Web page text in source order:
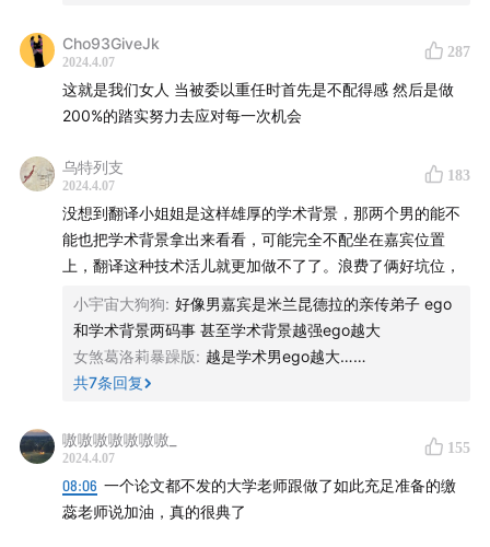
【本期嘉宾】
缴蕊：青年电影学者，中国人民大学文学院讲师
【相关阅读】
本期播客提及的影视作品
英格玛·伯格曼，《婚姻场景》，1973
哈贾·李维，《婚姻生活》，2021
谢尔曼·杜拉克，《微笑的布迪夫人》，1923
谢尔曼·杜拉克，《贝壳与僧侣》，1928
路易斯·布努埃尔，《一条安达鲁狗》，1928
Cho93GiveJk
2024.4.07
287
这就是我们女人 当被委以重任时首先是不配得感 然后是做
200%的踏实努力去应对每一次机会
乌特列支
2024.4.07
183
没想到翻译小姐姐是这样雄厚的学术背景，那两个男的能不
能也把学术背景拿出来看看，可能完全不配坐在嘉宾位置
上，翻译这种技术活儿就更加做不了了。浪费了俩好坑位，
小宇宙大狗狗: 好像男嘉宾是米兰昆德拉的亲传弟子 ego
和学术背景两码事 甚至学术背景越强ego越大
女煞葛洛莉暴躁版: 越是学术男ego越大……
共7条回复
嗷嗷嗷嗷嗷嗷嗷_
2024.4.07
155
08:06 一个论文都不发的大学老师跟做了如此充足准备的缴
蕊老师说加油，真的很典了